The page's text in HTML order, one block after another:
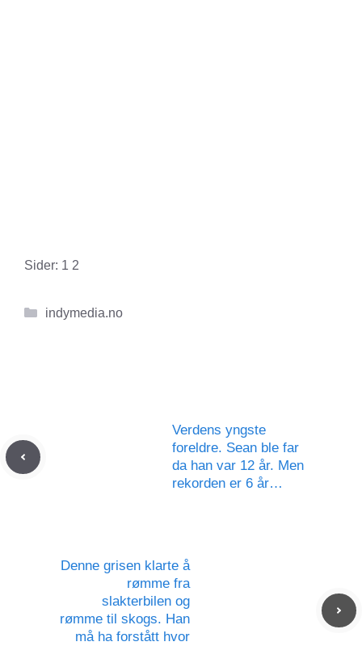
Sider: 1 2
Kategorier
indymedia.no
Verdens yngste
foreldre. Sean ble far
da han var 12 år. Men
rekorden er 6 år…
Denne grisen klarte å
rømme fra
slakterbilen og
rømme til skogs. Han
må ha forstått hvor